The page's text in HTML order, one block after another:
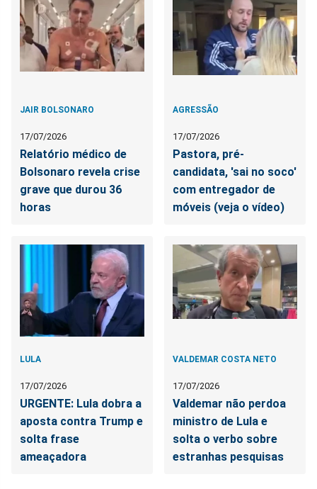
JAIR BOLSONARO
17/07/2026
Relatório médico de
Bolsonaro revela crise
grave que durou 36
horas
AGRESSÃO
17/07/2026
Pastora, pré-
candidata, 'sai no soco'
com entregador de
móveis (veja o vídeo)
LULA
17/07/2026
URGENTE: Lula dobra a
aposta contra Trump e
solta frase
ameaçadora
VALDEMAR COSTA NETO
17/07/2026
Valdemar não perdoa
ministro de Lula e
solta o verbo sobre
estranhas pesquisas